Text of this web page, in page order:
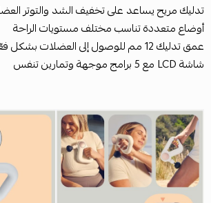
تدليك مريح يساعد على تخفيف الشد والتوتر
أوضاع متعددة تناسب مختلف مستويات الراحة
عمق تدليك 12 مم للوصول إلى العضلات بشكل فعّال
شاشة LCD مع 5 برامج موجهة وتمارين تنفس